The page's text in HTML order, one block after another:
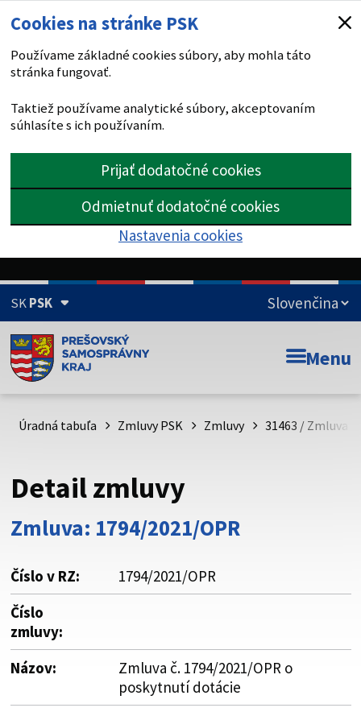
Cookies na stránke PSK
Používame základné cookies súbory, aby mohla táto
stránka fungovať.
Taktiež používame analytické súbory, akceptovaním
súhlasíte s ich používaním.
Prijať dodatočné cookies
Odmietnuť dodatočné cookies
Nastavenia cookies
SKPSK
Doména psk.sk je oficiálna
Toto je oficiálna webová stránka Prešovského
psk.sk.
Buďte pozorní a vždy sa uistite, že zdieľate informácie iba
cez zabezpečenú webovú stránku. Zabezpečená stránka
vždy začína https:// pred názvom domény webového sídla.
Menu
Úradná tabuľa Zmluvy PSK Zmluvy 31463 / Zmluva
Detail zmluvy
Zmluva: 1794/2021/OPR
Číslo v RZ:
1794/2021/OPR
Číslo
zmluvy:
Názov:
Zmluva č. 1794/2021/OPR o
poskytnutí dotácie